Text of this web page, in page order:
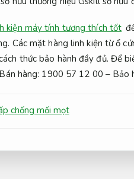
kiện máy tính tương thích tốt
Các mặt hàng linh kiện từ ổ
thức bảo hành đầy đủ. Để
hàng: 1900 57 12 00 – Bảo
chống mối mọt